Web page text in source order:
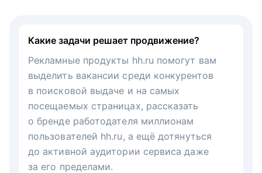
Какие задачи решает продвижение?
Рекламные продукты hh.ru помогут вам
выделить вакансии среди конкурентов
в поисковой выдаче и на самых
посещаемых страницах, рассказать
о бренде работодателя миллионам
пользователей hh.ru, а ещё дотянуться
до активной аудитории сервиса даже
за его пределами.